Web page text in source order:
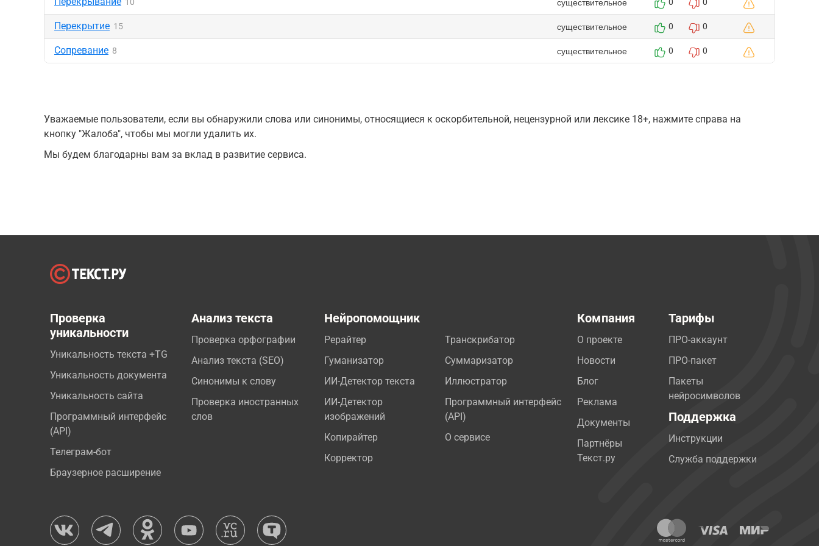
Перекрытие 15 существительное 0 0
Сопревание 8 существительное 0 0
Уважаемые пользователи, если вы обнаружили слова или синонимы, относящиеся к оскорбительной, нецензурной или лексике 18+, нажмите справа на
кнопку "Жалоба", чтобы мы могли удалить их.
Мы будем благодарны вам за вклад в развитие сервиса.
Проверка
уникальности
Уникальность текста +TG
Уникальность документа
Уникальность сайта
Программный интерфейс
(API)
Телеграм-бот
Браузерное расширение
Анализ текста
Проверка орфографии
Анализ текста (SEO)
Синонимы к слову
Проверка иностранных
слов
Нейропомощник
Рерайтер
Гуманизатор
ИИ-Детектор текста
ИИ-Детектор
изображений
Копирайтер
Корректор
Транскрибатор
Суммаризатор
Иллюстратор
Программный интерфейс
(API)
О сервисе
Компания
О проекте
Новости
Блог
Реклама
Документы
Партнёры
Текст.ру
Тарифы
ПРО-аккаунт
ПРО-пакет
Пакеты
нейросимволов
Поддержка
Инструкции
Служба поддержки